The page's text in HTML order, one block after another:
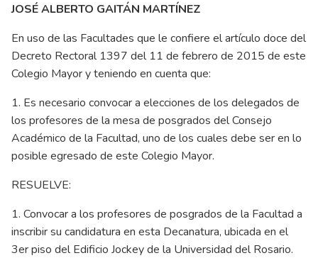
JOSÉ ALBERTO GAITÁN MARTÍNEZ
En uso de las Facultades que le confiere el artículo doce del
Decreto Rectoral 1397 del 11 de febrero de 2015 de este
Colegio Mayor y teniendo en cuenta que:
1. Es necesario convocar a elecciones de los delegados de
los profesores de la mesa de posgrados del Consejo
Académico de la Facultad, uno de los cuales debe ser en lo
posible egresado de este Colegio Mayor.
RESUELVE:
1. Convocar a los profesores de posgrados de la Facultad a
inscribir su candidatura en esta Decanatura, ubicada en el
3er piso del Edificio Jockey de la Universidad del Rosario.